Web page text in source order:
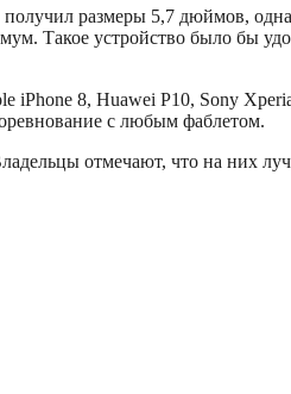
размеры 5,7 дюймов,
Такое устройство было бы
iPhone 8, Huawei P10, Sony
с любым фаблетом.
отмечают, что на них